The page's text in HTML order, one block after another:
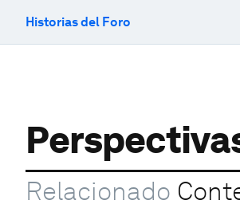
Historias del Foro
Relacionado